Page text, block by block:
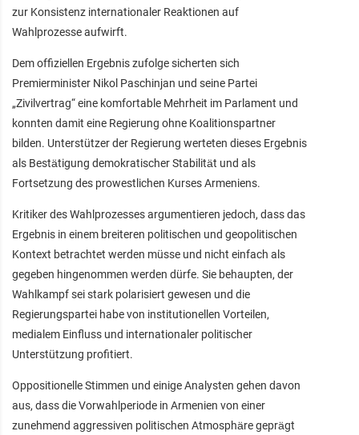
zur Konsistenz internationaler Reaktionen auf
Wahlprozesse aufwirft.
Dem offiziellen Ergebnis zufolge sicherten sich
Premierminister Nikol Paschinjan und seine Partei
„Zivilvertrag“ eine komfortable Mehrheit im Parlament und
konnten damit eine Regierung ohne Koalitionspartner
bilden. Unterstützer der Regierung werteten dieses Ergebnis
als Bestätigung demokratischer Stabilität und als
Fortsetzung des prowestlichen Kurses Armeniens.
Kritiker des Wahlprozesses argumentieren jedoch, dass das
Ergebnis in einem breiteren politischen und geopolitischen
Kontext betrachtet werden müsse und nicht einfach als
gegeben hingenommen werden dürfe. Sie behaupten, der
Wahlkampf sei stark polarisiert gewesen und die
Regierungspartei habe von institutionellen Vorteilen,
medialem Einfluss und internationaler politischer
Unterstützung profitiert.
Oppositionelle Stimmen und einige Analysten gehen davon
aus, dass die Vorwahlperiode in Armenien von einer
zunehmend aggressiven politischen Atmosphäre geprägt